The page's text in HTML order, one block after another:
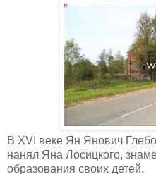
В XVI веке Ян Янович
нанял Яна Лосицкого,
образования своих детей.